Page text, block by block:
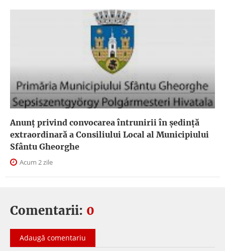
Anunţ privind convocarea întrunirii în şedinţă
extraordinară a Consiliului Local al Municipiului
Sfântu Gheorghe
Acum 2 zile
Comentarii: 0
Adaugă comentariu